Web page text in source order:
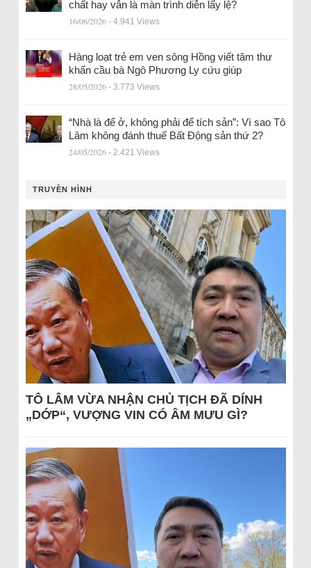
chất hay vẫn là màn trình diễn lấy lệ?
16/06/2026 - 4.941 Views
Hàng loạt trẻ em ven sông Hồng viết tâm thư
khẩn cầu bà Ngô Phương Ly cứu giúp
28/05/2026 - 3.773 Views
“Nhà là để ở, không phải để tích sản”: Vì sao Tô
Lâm không đánh thuế Bất Động sản thứ 2?
24/05/2026 - 2.421 Views
TRUYỀN HÌNH
TÔ LÂM VỪA NHẬN CHỦ TỊCH ĐÃ DÍNH
„DỚP“, VƯỢNG VIN CÓ ÂM MƯU GÌ?